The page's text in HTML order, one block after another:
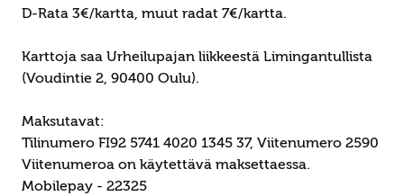
D-Rata 3€/kartta, muut radat 7€/kartta.
Karttoja saa Urheilupajan liikkeestä Limingantullista
(Voudintie 2, 90400 Oulu).
Maksutavat:
Tilinumero FI92 5741 4020 1345 37, Viitenumero 2590
Viitenumeroa on käytettävä maksettaessa.
Mobilepay - 22325